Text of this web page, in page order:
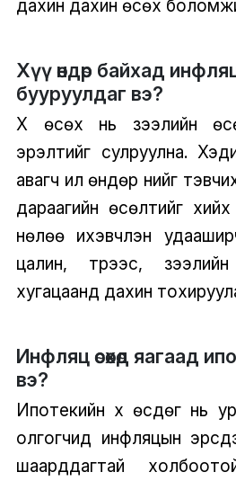
дахин дахин өсөх
Хүү өндөр байхад
бууруулдаг вэ?
Хүү өсөх нь зээлийн
эрэлтийг сулруулна.
авагч илүү өндөр үнийг
дараагийн өсөлтийг
нөлөө ихэвчлэн
цалин, түрээс, зээлийн
хугацаанд дахин
Инфляц өсөхөд яагаад
вэ?
Ипотекийн хүү өсдөг нь
олгогчид инфляцын
шаарддагтай